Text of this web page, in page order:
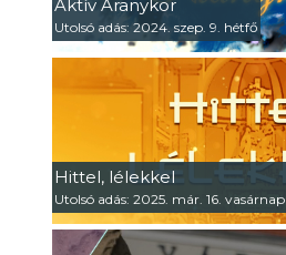
Aktív Aranykor
Utolsó adás: 2024. szep. 9. hétfő
Hittel, lélekkel
Utolsó adás: 2025. már. 16. vasárnap